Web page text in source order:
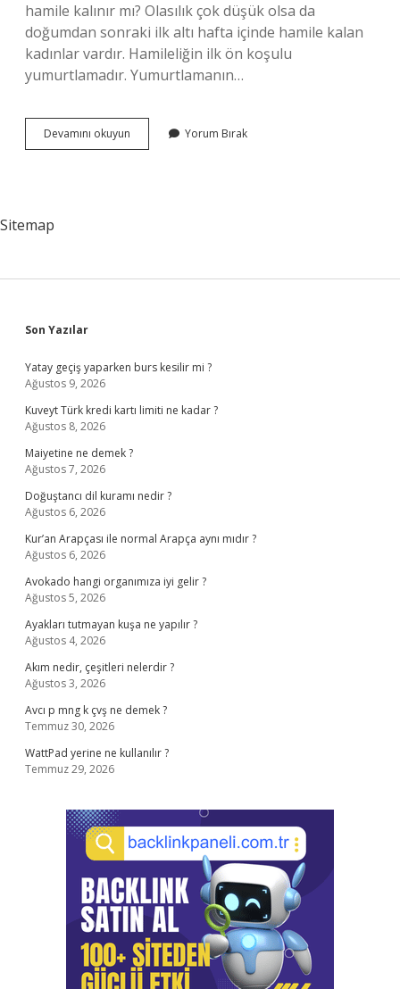
hamile kalınır mı? Olasılık çok düşük olsa da
doğumdan sonraki ilk altı hafta içinde hamile kalan
kadınlar vardır. Hamileliğin ilk ön koşulu
yumurtlamadır. Yumurtlamanın…
Devamını okuyun Lohusalık
Biter
Yorum Bırak
Sitemap
Sidebar
Son Yazılar
Yatay geçiş yaparken burs kesilir mi ?
Ağustos 9, 2026
Kuveyt Türk kredi kartı limiti ne kadar ?
Ağustos 8, 2026
Maiyetine ne demek ?
Ağustos 7, 2026
Doğuştancı dil kuramı nedir ?
Ağustos 6, 2026
Kur’an Arapçası ile normal Arapça aynı mıdır ?
Ağustos 6, 2026
Avokado hangi organımıza iyi gelir ?
Ağustos 5, 2026
Ayakları tutmayan kuşa ne yapılır ?
Ağustos 4, 2026
Akım nedir, çeşitleri nelerdir ?
Ağustos 3, 2026
Avcı p mng k çvş ne demek ?
Temmuz 30, 2026
WattPad yerine ne kullanılır ?
Temmuz 29, 2026